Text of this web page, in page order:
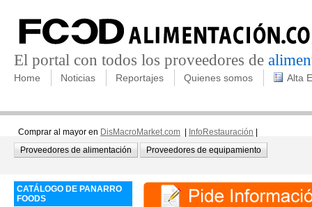
El portal con todos los proveedores de
Home Noticias Reportajes Quienes somos Alta
Comprar al mayor en DisMacroMarket.com InfoRestauración
Proveedores de alimentación
Proveedores de equipamiento
CATÁLOGO DE PANARRO
FOODS